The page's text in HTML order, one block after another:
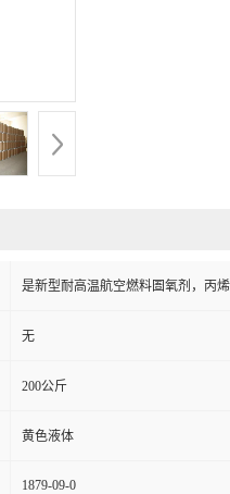
是新型耐高温航空燃料圄氧剂，丙
无
200公斤
黄色液体
1879-09-0